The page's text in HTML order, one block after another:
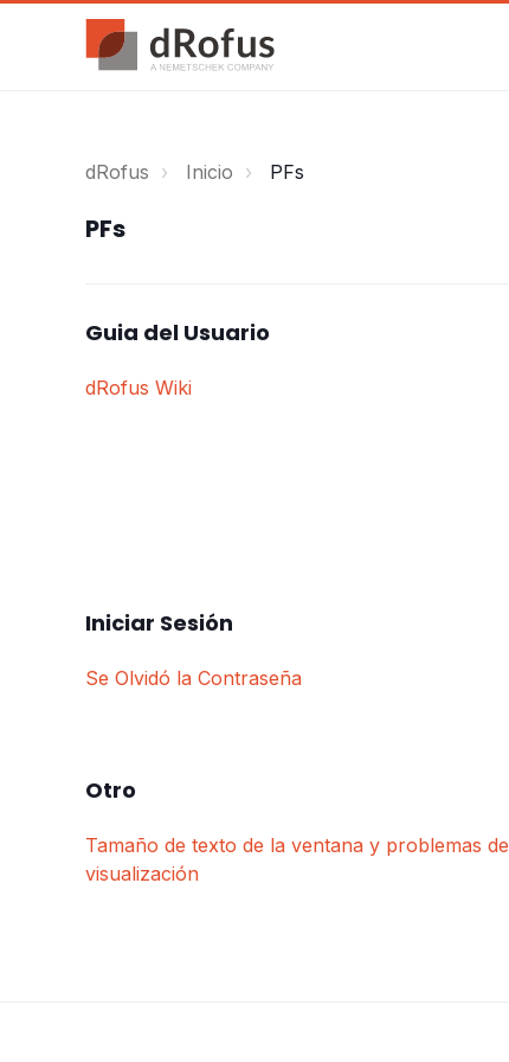
dRofus Inicio PFs
PFs
Guia del Usuario
dRofus Wiki
Iniciar Sesión
Se Olvidó la Contraseña
Otro
Tamaño de texto de la ventana y problemas de
visualización